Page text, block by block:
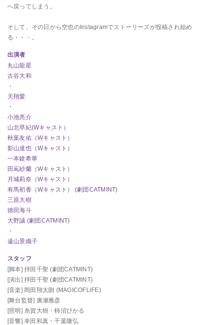
へ戻ってしまう。
そして、その日から空也のInstagramでストーリーズが投稿され始め
る・・・。
出演者
丸山龍星
古谷大和
・
天翔愛
・
小池亮介
山北早紀(Wキャスト）
秋葉友佑（Wキャスト）
影山達也（Wキャスト）
一本鎗希華
田嶌紗蘭（Wキャスト）
月城莉奈（Wキャスト）
有馬初香（Wキャスト） (劇団CATMINT)
三原大樹
徳田海斗
大野誠 (劇団CATMINT)
・
遠山景織子
スタッフ
[脚本]拝田千聖 (劇団CATMINT)
[演出]拝田千聖 (劇団CATMINT)
[音楽] 岡田翔太朗 (MAGICOFLiFE)
[舞台監督] 廣瀬雅彦
[照明] 糸賀大樹・柿沼ひかる
[音響]幸田和真・千葉隆弘